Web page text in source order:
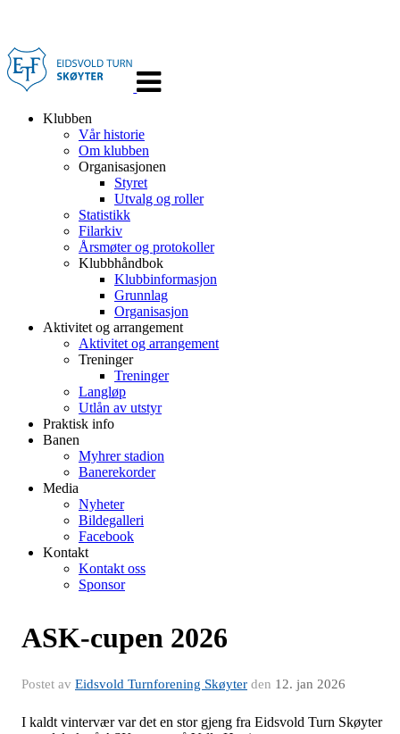
navigasjon
Klubben
Vår historie
Om klubben
Organisasjonen
Styret
Utvalg og roller
Statistikk
Filarkiv
Årsmøter og protokoller
Klubbhåndbok
Klubbinformasjon
Grunnlag
Organisasjon
Aktivitet og arrangement
Aktivitet og arrangement
Treninger
Treninger
Langløp
Utlån av utstyr
Praktisk info
Banen
Myhrer stadion
Banerekorder
Media
Nyheter
Bildegalleri
Facebook
Kontakt
Kontakt oss
Sponsor
ASK-cupen 2026
Postet av Eidsvold Turnforening Skøyter den 12. jan 2026
I kaldt vintervær var det en stor gjeng fra Eidsvold Turn Skøyter